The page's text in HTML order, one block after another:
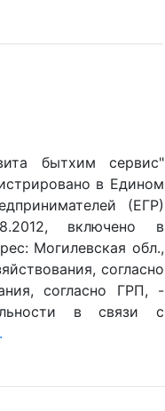
бытхим сервис"
в Едином
(ЕГР)
включено в
Могилевская обл.,
согласно
согласно ГРП, -
в связи с